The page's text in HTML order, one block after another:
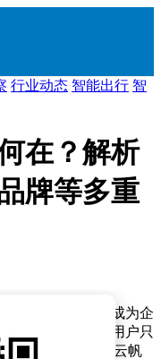
行业动态 智能出行 智
在？解析
牌等多重
信投票活动逐渐成为企
捷的操作流程，用户只
序”选项，搜索“云帆